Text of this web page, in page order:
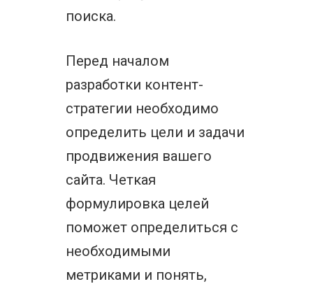
поиска.
Перед началом
разработки контент-
стратегии необходимо
определить цели и задачи
продвижения вашего
сайта. Четкая
формулировка целей
поможет определиться с
необходимыми
метриками и понять,